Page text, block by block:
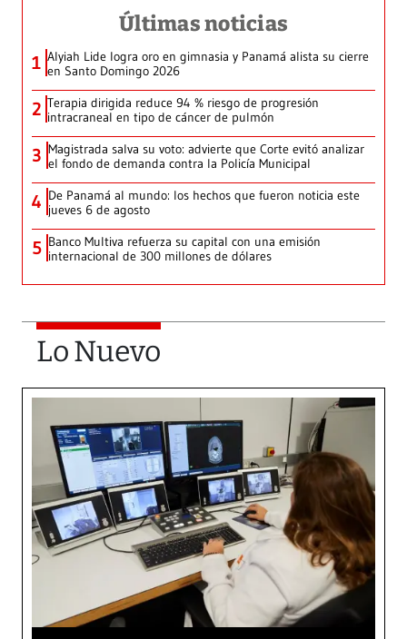
Últimas noticias
1 Alyiah Lide logra oro en gimnasia y Panamá alista su cierre
en Santo Domingo 2026
2 Terapia dirigida reduce 94 % riesgo de progresión
intracraneal en tipo de cáncer de pulmón
3 Magistrada salva su voto: advierte que Corte evitó analizar
el fondo de demanda contra la Policía Municipal
4 De Panamá al mundo: los hechos que fueron noticia este
jueves 6 de agosto
5 Banco Multiva refuerza su capital con una emisión
internacional de 300 millones de dólares
Lo Nuevo